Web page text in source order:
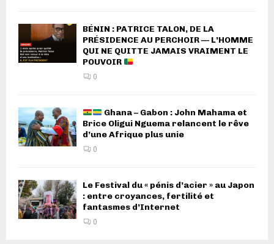
BÉNIN : PATRICE TALON, DE LA
PRÉSIDENCE AU PERCHOIR — L’HOMME
QUI NE QUITTE JAMAIS VRAIMENT LE
POUVOIR
0
Ghana – Gabon : John Mahama et
Brice Oligui Nguema relancent le rêve
d’une Afrique plus unie
0
Le Festival du « pénis d’acier » au Japon
: entre croyances, fertilité et
fantasmes d’Internet
0